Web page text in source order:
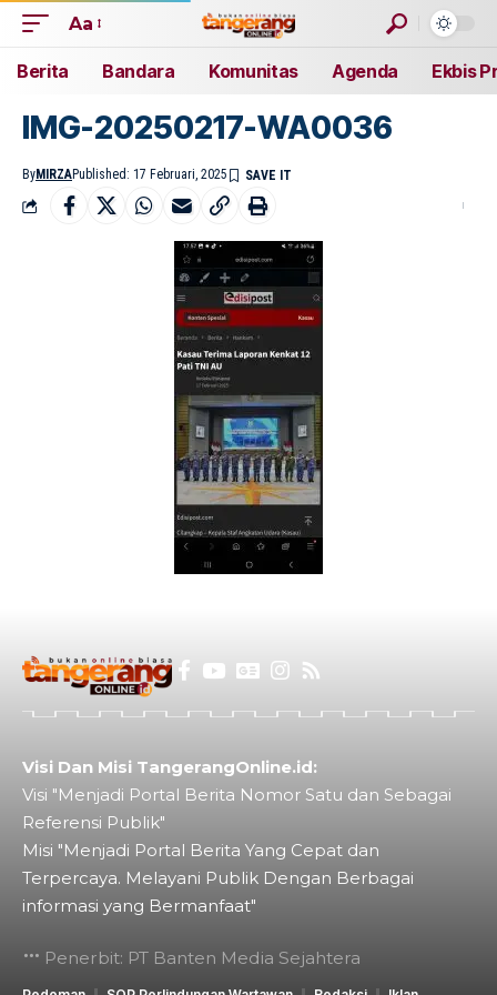
Aa
Berita Bandara Komunitas Agenda Ekbis
IMG-20250217-WA0036
ByMIRZAPublished: 17 Februari, 2025
Visi Dan Misi TangerangOnline.id:
Visi "Menjadi Portal Berita Nomor Satu dan Sebagai
Referensi Publik"
Misi "Menjadi Portal Berita Yang Cepat dan
Terpercaya. Melayani Publik Dengan Berbagai
informasi yang Bermanfaat"
Penerbit: PT Banten Media Sejahtera